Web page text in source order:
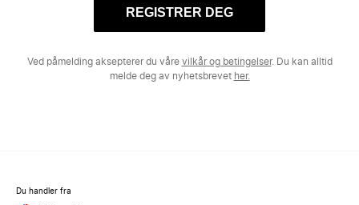
REGISTRER DEG
Ved påmelding aksepterer du våre vilkår og betingelser. Du kan alltid
melde deg av nyhetsbrevet her.
Du handler fra